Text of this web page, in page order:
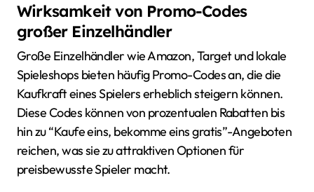
Wirksamkeit von Promo-Codes
großer Einzelhändler
Große Einzelhändler wie Amazon, Target und lokale
Spieleshops bieten häufig Promo-Codes an, die die
Kaufkraft eines Spielers erheblich steigern können.
Diese Codes können von prozentualen Rabatten bis
hin zu “Kaufe eins, bekomme eins gratis”-Angeboten
reichen, was sie zu attraktiven Optionen für
preisbewusste Spieler macht.